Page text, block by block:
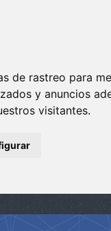
de rastreo para
y anuncios
visitantes.